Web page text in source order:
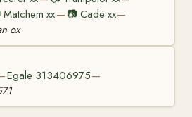
Matchem xx— 📷 Cade xx—
ox
Egale 313406975—